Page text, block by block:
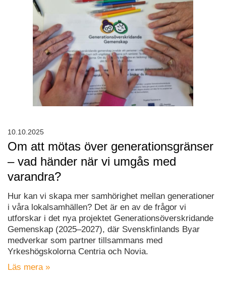
Om att mötas över generationsgränser
– vad händer när vi umgås med
varandra?
Hur kan vi skapa mer samhörighet mellan generationer
i våra lokalsamhällen? Det är en av de frågor vi
utforskar i det nya projektet Generationsöverskridande
Gemenskap (2025–2027), där Svenskfinlands Byar
medverkar som partner tillsammans med
Yrkeshögskolorna Centria och Novia.
Läs mera »
10.10.2025